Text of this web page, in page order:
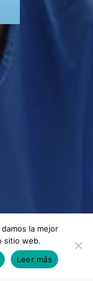
la mejor
sitio web.
Leer más